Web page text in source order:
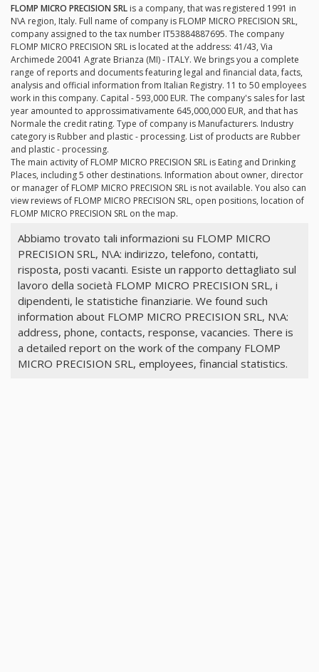
FLOMP MICRO PRECISION SRL is a company, that was registered 1991 in
N\A region, Italy. Full name of company is FLOMP MICRO PRECISION SRL,
company assigned to the tax number IT53884887695. The company
FLOMP MICRO PRECISION SRL is located at the address: 41/43, Via
Archimede 20041 Agrate Brianza (MI) - ITALY. We brings you a complete
range of reports and documents featuring legal and financial data, facts,
analysis and official information from Italian Registry. 11 to 50 employees
work in this company. Capital - 593,000 EUR. The company's sales for last
year amounted to approssimativamente 645,000,000 EUR, and that has
Normale the credit rating. Type of company is Manufacturers. Industry
category is Rubber and plastic - processing. List of products are Rubber
and plastic - processing.
The main activity of FLOMP MICRO PRECISION SRL is Eating and Drinking
Places, including 5 other destinations. Information about owner, director
or manager of FLOMP MICRO PRECISION SRL is not available. You also can
view reviews of FLOMP MICRO PRECISION SRL, open positions, location of
FLOMP MICRO PRECISION SRL on the map.
Abbiamo trovato tali informazioni su FLOMP MICRO
PRECISION SRL, N\A: indirizzo, telefono, contatti,
risposta, posti vacanti. Esiste un rapporto dettagliato sul
lavoro della società FLOMP MICRO PRECISION SRL, i
dipendenti, le statistiche finanziarie. We found such
information about FLOMP MICRO PRECISION SRL, N\A:
address, phone, contacts, response, vacancies. There is
a detailed report on the work of the company FLOMP
MICRO PRECISION SRL, employees, financial statistics.